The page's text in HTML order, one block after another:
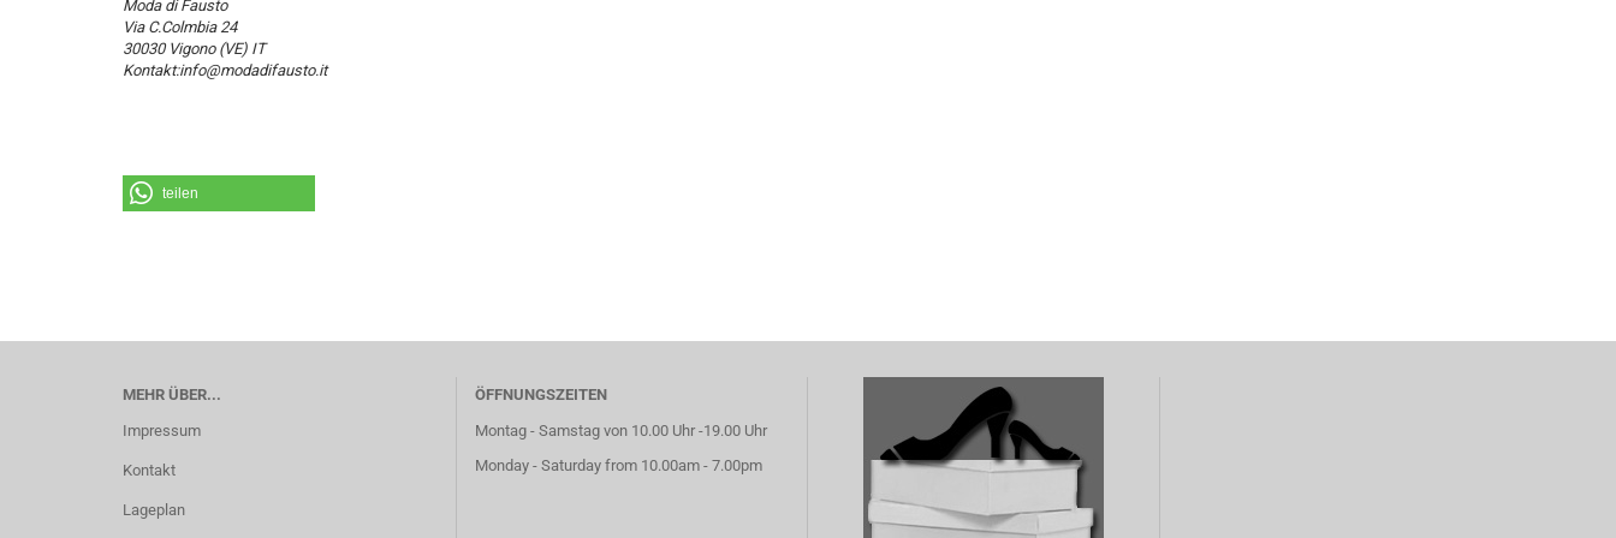
Moda di Fausto
Via C.Colmbia 24
30030 Vigono (VE) IT
Kontakt:info@modadifausto.it
teilen
MEHR ÜBER...
Impressum
Kontakt
Lageplan
ÖFFNUNGSZEITEN
Montag - Samstag von 10.00 Uhr -19.00 Uhr
Monday - Saturday from 10.00am - 7.00pm